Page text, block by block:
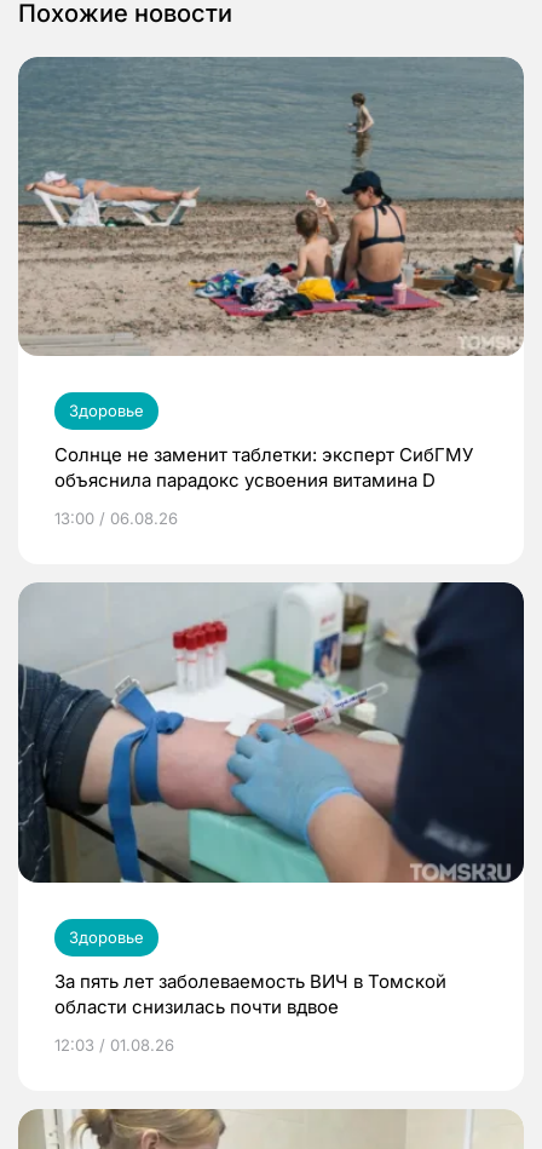
Похожие новости
Здоровье
Солнце не заменит таблетки: эксперт СибГМУ
объяснила парадокс усвоения витамина D
13:00 / 06.08.26
Здоровье
За пять лет заболеваемость ВИЧ в Томской
области снизилась почти вдвое
12:03 / 01.08.26